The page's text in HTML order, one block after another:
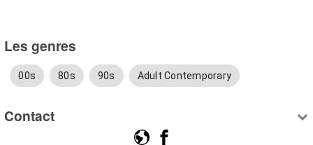
Les genres
00s 80s 90s Adult Contemporary
Contact